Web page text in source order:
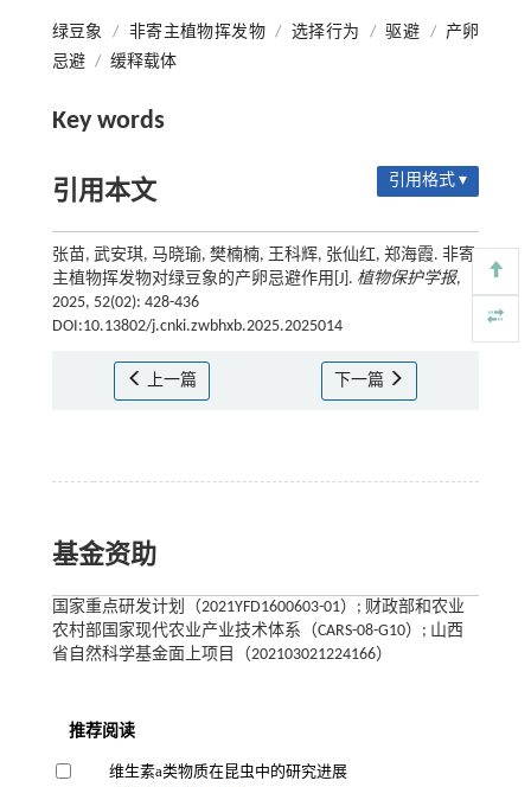
绿豆象 / 非寄主植物挥发物 / 选择行为 / 驱避 / 产卵
忌避 / 缓释载体
Key words
引用本文 引用格式 ▾
张苗, 武安琪, 马晓瑜, 樊楠楠, 王科辉, 张仙红, 郑海霞. 非寄
主植物挥发物对绿豆象的产卵忌避作用[J]. 植物保护学报,
2025, 52(02): 428-436
DOI:10.13802/j.cnki.zwbhxb.2025.2025014
上一篇 下一篇
基金资助
国家重点研发计划（2021YFD1600603-01）; 财政部和农业
农村部国家现代农业产业技术体系（CARS-08-G10）; 山西
省自然科学基金面上项目（202103021224166）